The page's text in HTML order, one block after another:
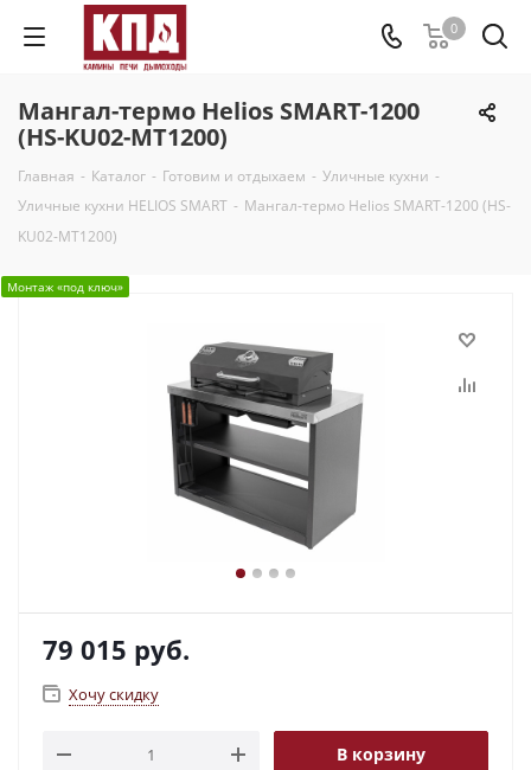
0
Мангал-термо Helios SMART-1200
(HS-KU02-MT1200)
Главная - Каталог - Готовим и отдыхаем - Уличные кухни -
Уличные кухни HELIOS SMART - Мангал-термо Helios SMART-1200 (HS-
KU02-MT1200)
Монтаж «под ключ»
79 015 руб.
Хочу скидку
В корзину